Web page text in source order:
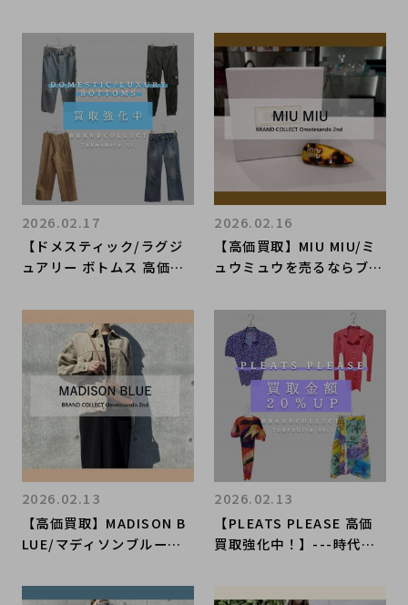
【ドメスティック/ラグジ
ュアリー ボトムス 高価買
シルエット──“今評価さ
れやすい一本”を徹底解
説！ブランドコレクト原宿
竹下通り店
2026.02.17
【高価買取】MIU MIU/ミ
ュウミュウを売るならブラ
へ！春に向けて、アクセサ
リー・小物高価買取中！入
荷アイテムご紹介いたしま
す。
2026.02.16
【高価買取】MADISON B
LUE/マディソンブルーを
表参道2号店へ！レディー
2026.02.13
【PLEATS PLEASE 高価
買取強化中！】---時代を
2026.02.13